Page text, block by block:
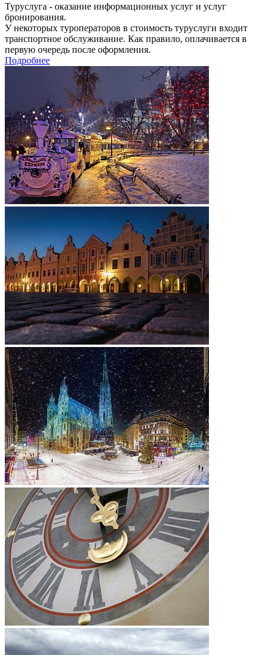
Туруслуга - оказание информационных услуг и услуг
бронирования.
У некоторых туроператоров в стоимость туруслуги входит
транспортное обслуживание. Как правило, оплачивается в
первую очередь после оформления.
Подробнее